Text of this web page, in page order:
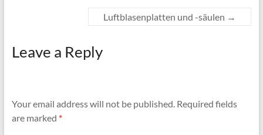
Luftblasenplatten und -säulen →
Leave a Reply
Your email address will not be published. Required fields
are marked *